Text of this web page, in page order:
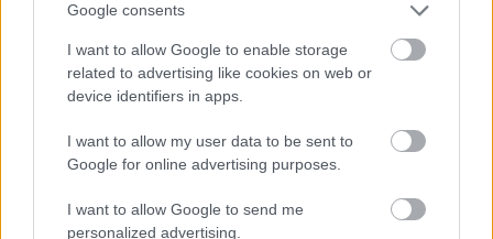
Google consents
I want to allow Google to enable storage
related to advertising like cookies on web or
device identifiers in apps.
I want to allow my user data to be sent to
Google for online advertising purposes.
I want to allow Google to send me
personalized advertising.
Najnovšie príspevky
Re: Takto sa rieši málo úložného miesta. V tomto byte
stačil jeden prvok | Môjdom.sk
My napríklad labky utierame hneď pri dverách a doma pred dvere
používame tyčový ETA Terier…
Re: Takto sa rieši málo úložného miesta. V tomto byte
stačil jeden prvok | Môjdom.sk